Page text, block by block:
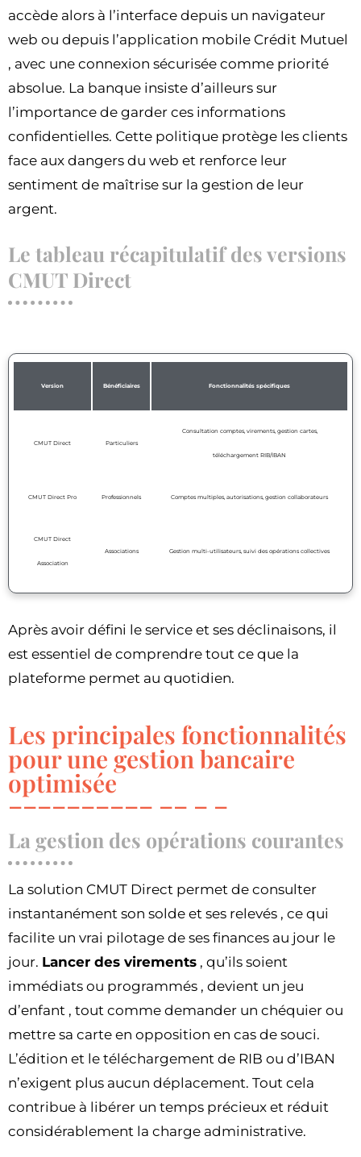
accède alors à l’interface depuis un navigateur
web ou depuis l’application mobile Crédit Mutuel
, avec une connexion sécurisée comme priorité
absolue. La banque insiste d’ailleurs sur
l’importance de garder ces informations
confidentielles. Cette politique protège les clients
face aux dangers du web et renforce leur
sentiment de maîtrise sur la gestion de leur
argent.
Le tableau récapitulatif des versions
CMUT Direct
Version Bénéficiaires Fonctionnalités spécifiques
CMUT Direct Particuliers
Consultation comptes, virements, gestion cartes,
téléchargement RIB/IBAN
CMUT Direct Pro Professionnels Comptes multiples, autorisations, gestion collaborateurs
CMUT Direct
Association
Associations Gestion multi-utilisateurs, suivi des opérations collectives
Après avoir défini le service et ses déclinaisons, il
est essentiel de comprendre tout ce que la
plateforme permet au quotidien.
Les principales fonctionnalités
pour une gestion bancaire
optimisée
La gestion des opérations courantes
La solution CMUT Direct permet de consulter
instantanément son solde et ses relevés , ce qui
facilite un vrai pilotage de ses finances au jour le
jour. Lancer des virements , qu’ils soient
immédiats ou programmés , devient un jeu
d’enfant , tout comme demander un chéquier ou
mettre sa carte en opposition en cas de souci.
L’édition et le téléchargement de RIB ou d’IBAN
n’exigent plus aucun déplacement. Tout cela
contribue à libérer un temps précieux et réduit
considérablement la charge administrative.